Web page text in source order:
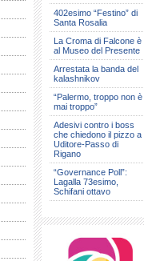
402esimo “Festino” di
Santa Rosalia
La Croma di Falcone è
al Museo del Presente
Arrestata la banda del
kalashnikov
“Palermo, troppo non è
mai troppo”
Adesivi contro i boss
che chiedono il pizzo a
Uditore-Passo di
Rigano
“Governance Poll”:
Lagalla 73esimo,
Schifani ottavo